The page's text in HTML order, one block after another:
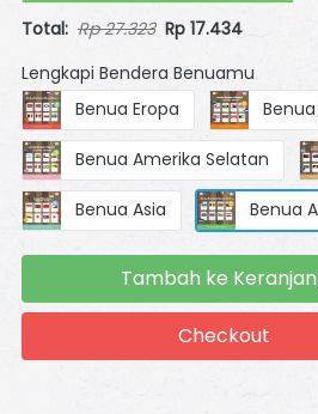
Total: Rp 27.323 Rp 17.434
Lengkapi Bendera Benuamu
Benua Eropa
Benua Amerika Selatan
Benua Asia Benua
`Tambah ke
`
Checkout